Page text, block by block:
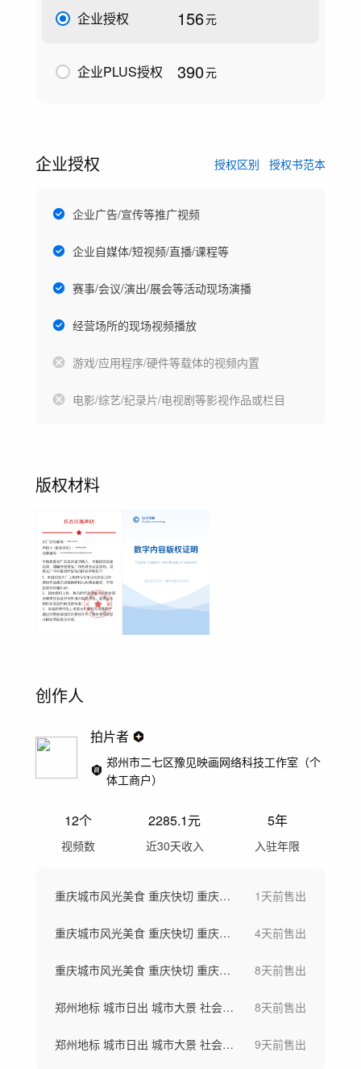
企业授权 156元
企业PLUS授权 390元
企业授权 授权区别 授权书范本
企业广告/宣传等推广视频
企业自媒体/短视频/直播/课程等
赛事/会议/演出/展会等活动现场演播
经营场所的现场视频播放
游戏/应用程序/硬件等载体的视频内置
电影/综艺/纪录片/电视剧等影视作品或栏目
版权材料
创作人
拍片者
郑州市二七区豫见映画网络科技工作室（个
体工商户）
12个
视频数
2285.1元
近30天收入
5年
入驻年限
重庆城市风光美食 重庆快切 重庆网红景点 1天前售出
重庆城市风光美食 重庆快切 重庆网红景点 4天前售出
重庆城市风光美食 重庆快切 重庆网红景点 8天前售出
郑州地标 城市日出 城市大景 社会发展 8天前售出
郑州地标 城市日出 城市大景 社会发展 9天前售出